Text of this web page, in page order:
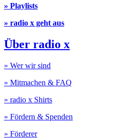
» Playlists
» radio x geht aus
Über radio x
» Wer wir sind
» Mitmachen & FAQ
» radio x Shirts
» Fördern & Spenden
» Förderer